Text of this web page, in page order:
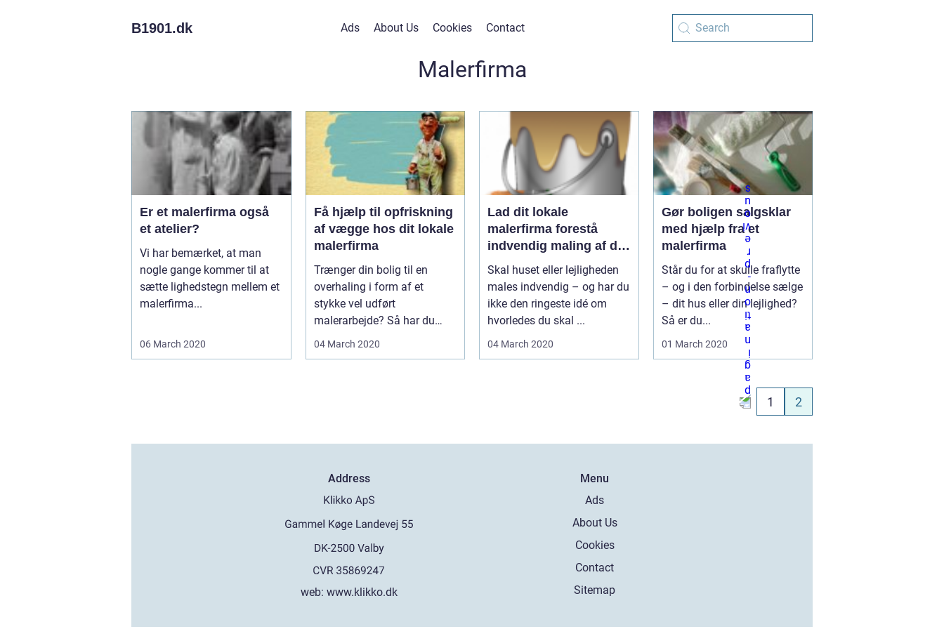
B1901.dk Ads About Us Cookies Contact
Malerfirma
Er et malerfirma også
et atelier?
Vi har bemærket, at man
nogle gange kommer til at
sætte lighedstegn mellem et
malerfirma...
06 March 2020
Få hjælp til opfriskning
af vægge hos dit lokale
malerfirma
Trænger din bolig til en
overhaling i form af et
stykke vel udført
malerarbejde? Så har du
sikkert l...
04 March 2020
Lad dit lokale
malerfirma forestå
indvendig maling af din
bolig
Skal huset eller lejligheden
males indvendig – og har du
ikke den ringeste idé om
hvorledes du skal ...
04 March 2020
Gør boligen salgsklar
med hjælp fra et
malerfirma
Står du for at skulle fraflytte
– og i den forbindelse sælge
– dit hus eller din lejlighed?
Så er du...
01 March 2020
1 2
Address
web:www.klikko.dk
Menu
Ads
About Us
Cookies
Contact
Sitemap